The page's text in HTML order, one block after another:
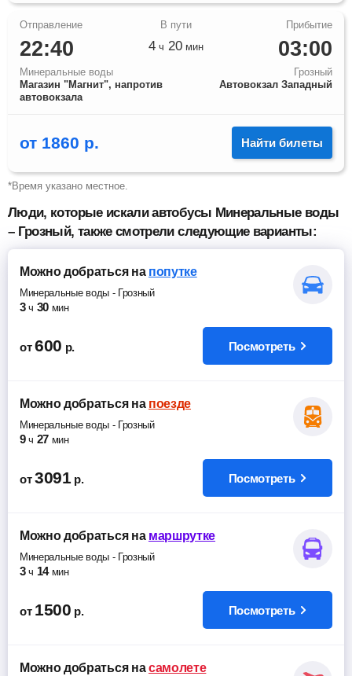
22:40
Минеральные воды
Магазин "Магнит", напротив
автовокзала
03:00
Грозный
Автовокзал Западный
4 ч 20 мин
от 1860 р. Найти билеты
*Время указано местное.
Люди, которые искали автобусы Минеральные воды
– Грозный, также смотрели следующие варианты:
Можно добратьсяна попутке
Минеральные воды- Грозный
3 ч 30 мин
от 600 р. Посмотреть
Можно добратьсяна поезде
Минеральные воды- Грозный
9 ч 27 мин
от 3091 р. Посмотреть
Можно добратьсяна маршрутке
Минеральные воды- Грозный
3 ч 14 мин
от 1500 р. Посмотреть
Можно добратьсяна самолете